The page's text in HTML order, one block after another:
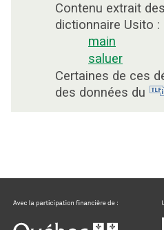
Contenu extrait
dictionnaire Usito :
main
saluer
Certaines de ces
des données du